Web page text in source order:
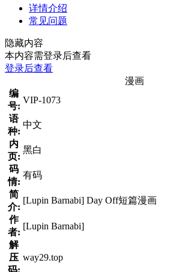
详情介绍
常见问题
隐藏内容
本内容需登录后查看
登录后查看
漫画
编
号:
VIP-1073
语
种:
中文
内
页:
黑白
码
情:
有码
简
介:
[Lupin Barnabi] Day Off短篇漫画
作
者:
[Lupin Barnabi]
解
压
码:
way29.top